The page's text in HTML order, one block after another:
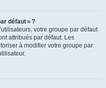
défaut » ?
votre groupe par défaut
attribués par défaut. Les
à modifier votre groupe par